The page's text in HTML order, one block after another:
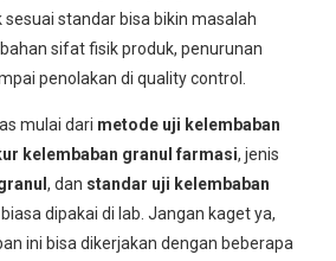
standar bisa bikin masalah
sifat fisik produk, penurunan
penolakan di quality control.
mulai dari metode uji kelembaban
kelembaban granul farmasi, jenis
, dan standar uji kelembaban
dipakai di lab. Jangan kaget ya,
ini bisa dikerjakan dengan beberapa